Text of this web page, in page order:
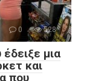
0 528
μια
και
που